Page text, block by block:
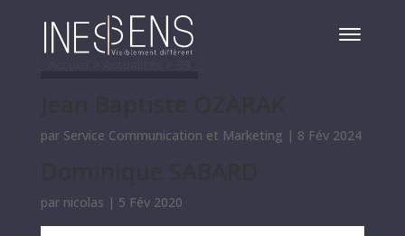
par Service Communication et Marketing | 8 Fév 2024
par nicolas | 5 Fév 2020